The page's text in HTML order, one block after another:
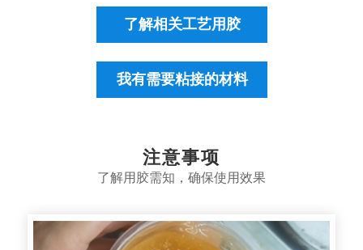
了解相关工艺用胶
我有需要粘接的材料
注意事项
了解用胶需知，确保使用效果